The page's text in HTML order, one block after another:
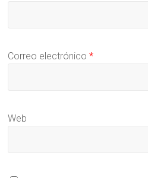
Correo electrónico*
Web